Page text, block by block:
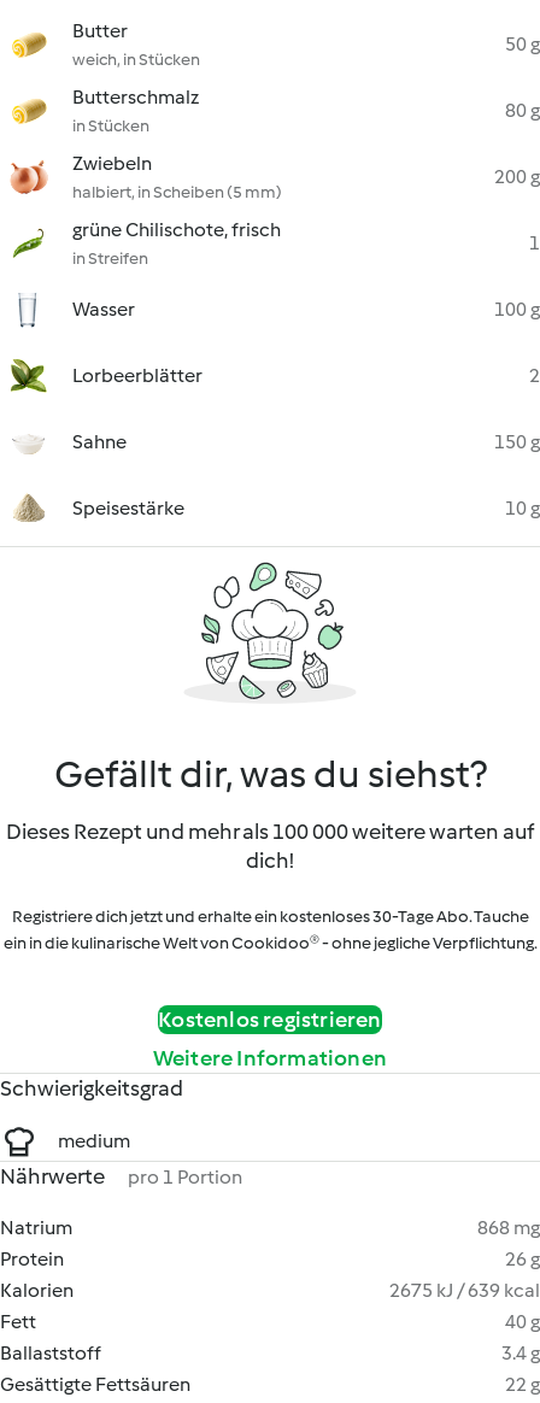
Butter
weich, in Stücken
50 g
Butterschmalz
in Stücken
80 g
Zwiebeln
halbiert, in Scheiben (5 mm)
200 g
grüne Chilischote, frisch
in Streifen
1
Wasser 100 g
Lorbeerblätter 2
Sahne 150 g
Speisestärke 10 g
Gefällt dir, was du siehst?
Dieses Rezept und mehr als 100 000 weitere warten auf
dich!
Registriere dich jetzt und erhalte ein kostenloses 30-Tage Abo. Tauche
ein in die kulinarische Welt von Cookidoo® - ohne jegliche Verpflichtung.
Kostenlos registrieren
Weitere Informationen
Schwierigkeitsgrad
medium
Nährwerte pro 1 Portion
Natrium
868 mg
Protein
26 g
Kalorien
2675 kJ / 639 kcal
Fett
40 g
Ballaststoff
3.4 g
Gesättigte Fettsäuren
22 g